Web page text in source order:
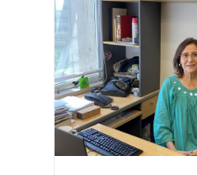
Troncoso